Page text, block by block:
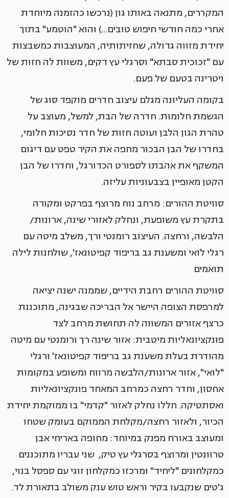
המקררים, מתנאה באותו גון (נרכשו כהזמנה מיוחדת
אחרי כמה חודשי חיפוש טובים...) והוא "הוטמע" בתוך
יחידת מזווה גדולה, שחזיתותיה, המעוצבות כמשבצות
עם "זכוכית סבתא" וסרגלי עץ דקים, משוות לה חזות של
ויטרינה בטעם של פעם.
בקומה העליונה מגלם עיצוב חדרים מוקפד סוג של
הגשמת חלומות. חדרה של הבת, למשל, מעוצב על
טהרת הגון הלבן ועוטה חזות של חדר נסיכות חלומי,
בחדרו של הבן הבכור מחפה את הקיר טפט עם דיגום
המשקף את אהבתו לספורט הכדורגל, וחדרו של הבן
הקטן מאופיין בצבעוניות עליזה.
סוויטת ההורים: מרחב נוח מרוצף בפרקט ומקורה
בתקרת עץ משופעת, ונחלק לאזורי שינה, ארונות/
הלבשה, ורחצה. העיצוב רומנטי ורך, משלב מיטה עם
רגלי לואי ומשענת גב בריפוד קפיטונאז', שולחנות לילה
תואמים
סוויטת ההורים רחבת הידיים, שממנה ישנה יציאה
למרפסת הצופה היישר אל הבריכה שבגינה, מתוכננת
כרצף אזורים המשווה לה תחושת מרחב לצד
פונקציונאליות מיטבית: אזור שינה רך ורומנטי עם מיטה
מהודרת בעלת משענת גב בריפוד קפיטונאז' ורגלי
"לואי", אזור ארונות/הלבשה מרווח ומשופע במקומות
אחסון, וחדר רחצה כמרחב המאחד פונקציונאליות
ואסתטיקה. חללו נחלק לאזור "קדמי" בו ממוקמת יחידת
הכיור, ולאזור רחצה/מקלחת הממוקם בעומק שטחו
ומעוצב באורח מפנק במיוחד: מחופה באריחי אבן
טרוונטין ומרוצף בסרגלי עץ טיק, שני עבריו מתוכננים
כמקלחונים "ליחיד" ומרכזו כמקלחון זוגי עם ספסל בנוי,
ג'טים שנקבעו בקיר וראש טוש ענק משולב בתאורת לד.